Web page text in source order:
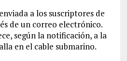
a los suscriptores de
de un correo electrónico.
según la notificación, a la
en el cable submarino.